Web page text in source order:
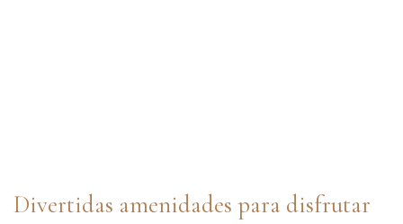
Divertidas amenidades para disfrutar